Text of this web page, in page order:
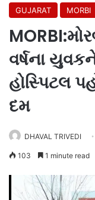
GUJARAT MORBI
વર્ષના
હોસ્પિટલ
દમ
DHAVAL TRIVEDI
103 1 minute read